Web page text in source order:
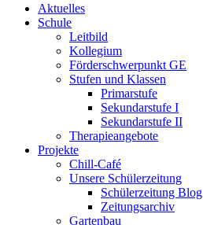
Aktuelles
Schule
Leitbild
Kollegium
Förderschwerpunkt GE
Stufen und Klassen
Primarstufe
Sekundarstufe I
Sekundarstufe II
Therapieangebote
Projekte
Chill-Café
Unsere Schülerzeitung
Schülerzeitung Blog
Zeitungsarchiv
Gartenbau